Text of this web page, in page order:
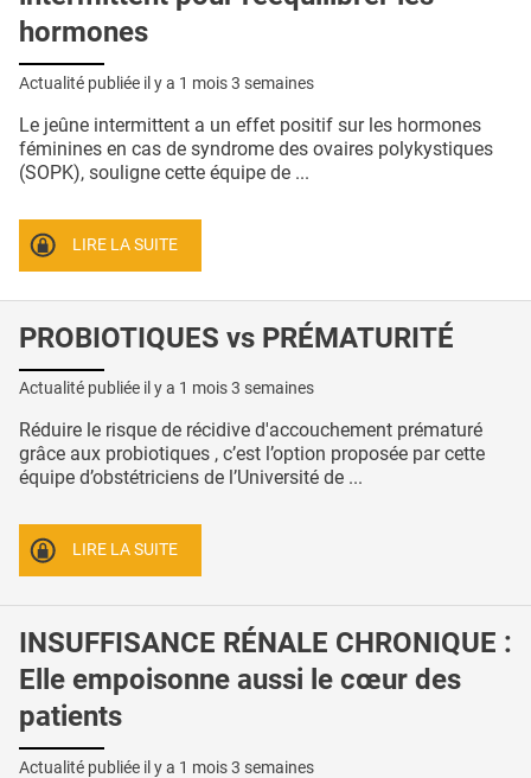
hormones
Actualité publiée il y a 1 mois 3 semaines
Le jeûne intermittent a un effet positif sur les hormones
féminines en cas de syndrome des ovaires polykystiques
(SOPK), souligne cette équipe de ...
LIRE LA SUITE
PROBIOTIQUES vs PRÉMATURITÉ
Actualité publiée il y a 1 mois 3 semaines
Réduire le risque de récidive d'accouchement prématuré
grâce aux probiotiques , c’est l’option proposée par cette
équipe d’obstétriciens de l’Université de ...
LIRE LA SUITE
INSUFFISANCE RÉNALE CHRONIQUE :
Elle empoisonne aussi le cœur des
patients
Actualité publiée il y a 1 mois 3 semaines